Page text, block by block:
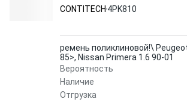
CONTITECH 4PK810
ремень поликлиновой!\
85>, Nissan Primera 1.6 90-01
Вероятность
Наличие
Отгрузка